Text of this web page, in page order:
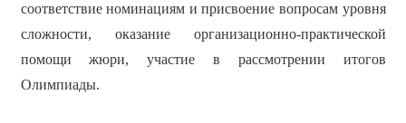
соответствие номинациям и присвоение вопросам уровня
сложности, оказание организационно-практической
помощи жюри, участие в рассмотрении итогов
Олимпиады.